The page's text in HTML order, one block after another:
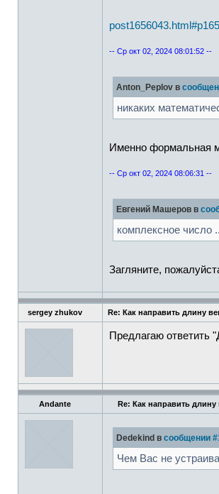
-- Ср окт 02, 2024 08:01:52 --
Anton_Peplov в
никаких
Именно формальная
-- Ср окт 02, 2024 08:06:31 --
Евгений Машеров в
комплексное число
Загляните,
sergey zhukov Re: Как направить длину
Предлагаю ответить
Andante Re: Как направить длину
Dedekind в сообщении
Чем Вас не